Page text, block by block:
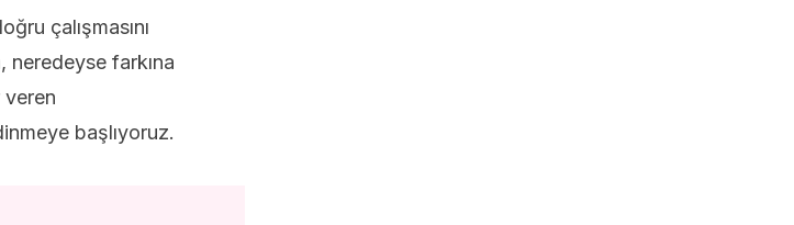
çalışmasını
neredeyse farkına
başlıyoruz.